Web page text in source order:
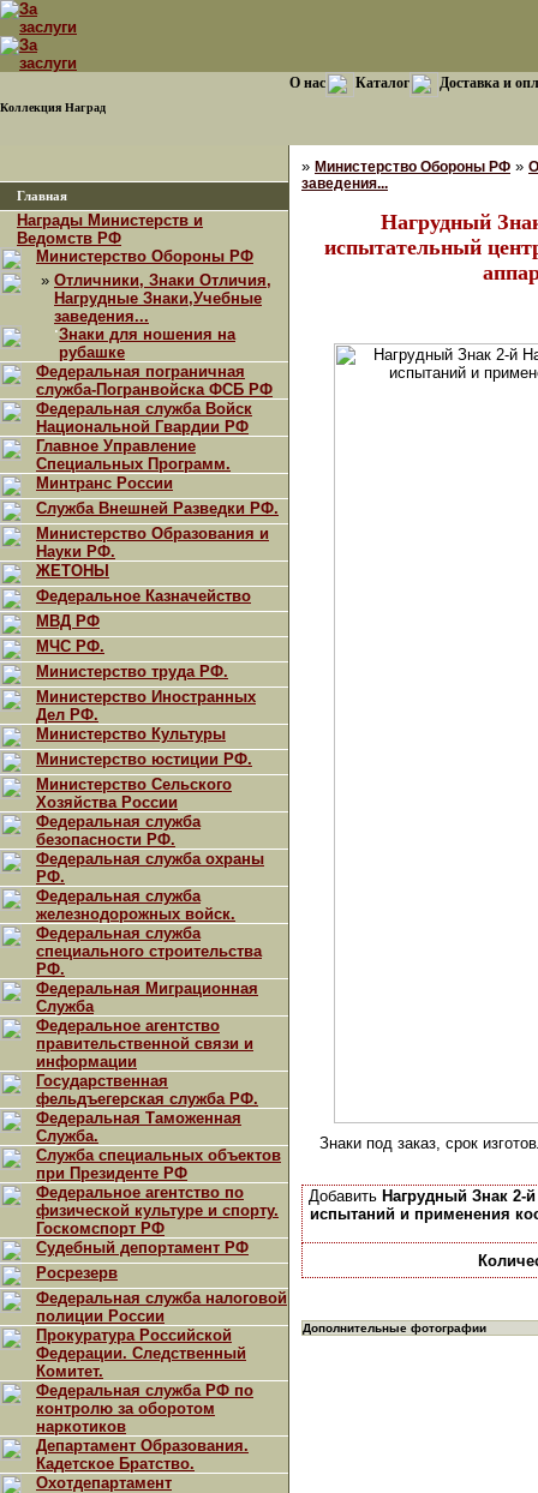
Коллекция Наград
О нас Каталог Доставка и
Главная
Награды Министерств и
Ведомств РФ
Министерство Обороны РФ
» Отличники, Знаки Отличия,
Нагрудные Знаки,Учебные
заведения...
·Знаки для ношения на
рубашке
Федеральная пограничная
служба-Погранвойска ФСБ РФ
Федеральная служба Войск
Национальной Гвардии РФ
Главное Управление
Специальных Программ.
Минтранс России
Служба Внешней Разведки РФ.
Министерство Образования и
Науки РФ.
ЖЕТОНЫ
Федеральное Казначейство
МВД РФ
МЧС РФ.
Министерство труда РФ.
Министерство Иностранных
Дел РФ.
Министерство Культуры
Министерство юстиции РФ.
Министерство Сельского
Хозяйства России
Федеральная служба
безопасности РФ.
Федеральная служба охраны
РФ.
Федеральная служба
железнодорожных войск.
Федеральная служба
специального строительства
РФ.
Федеральная Миграционная
Служба
Федеральное агентство
правительственной связи и
информации
Государственная
фельдъегерская служба РФ.
Федеральная Таможенная
Служба.
Служба специальных объектов
при Президенте РФ
Федеральное агентство по
физической культуре и спорту.
Госкомспорт РФ
Судебный депортамент РФ
Росрезерв
Федеральная служба налоговой
полиции России
Прокуратура Российской
Федерации. Следственный
Комитет.
Федеральная служба РФ по
контролю за оборотом
наркотиков
Департамент Образования.
Кадетское Братство.
Охотдепартамент
» Министерство Обороны РФ »
заведения...
Нагрудный
испытательный
Знаки под заказ, срок
Добавить Нагрудный Знак 2-
испытаний и применения
Дополнительные фотографии